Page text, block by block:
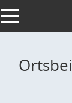
Toggle navigation